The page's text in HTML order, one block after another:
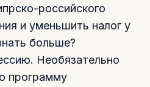
российского
и уменьшить налог у
больше?
Необязательно
программу